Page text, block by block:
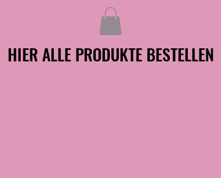
HIER ALLE PRODUKTE BESTELLEN
HIER ALLE PRODUKTE BESTELLEN